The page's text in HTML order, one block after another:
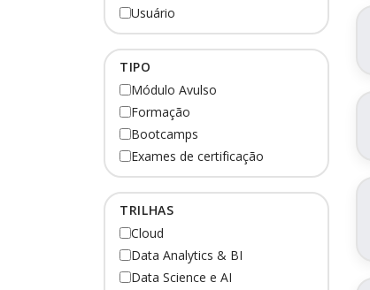
Usuário
TIPO
Módulo Avulso
Formação
Bootcamps
Exames de certificação
TRILHAS
Cloud
Data Analytics & BI
Data Science e AI